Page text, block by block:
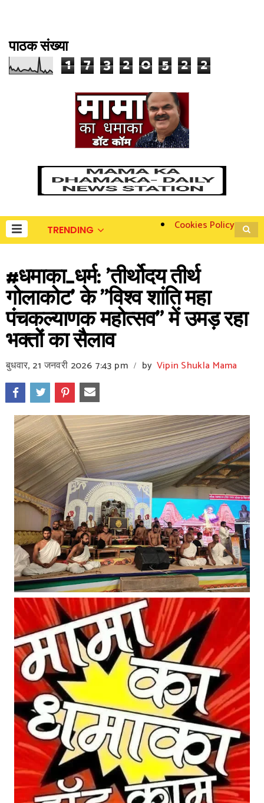
पाठक संख्या
1 7 3 2 0 5 2 2
TRENDING Cookies Policy
#धमाका_धर्म: 'तीर्थोदय तीर्थ
गोलाकोट' के "विश्व शांति महा
पंचकल्याणक महोत्सव" में उमड़ रहा
भक्तों का सैलाव
बुधवार, 21 जनवरी 2026 7:43 pm / by Vipin Shukla Mama